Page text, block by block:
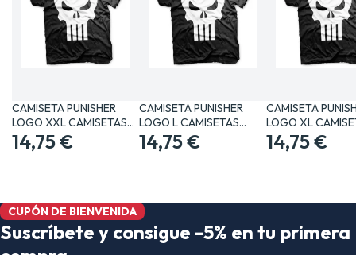
CAMISETA PUNISHER
LOGO XXL CAMISETAS
MANGA /…
14,75 €
CAMISETA PUNISHER
LOGO L CAMISETAS
MANGA /…
14,75 €
CAMISETA
LOGO XL
MANGA /…
14,75 €
CUPÓN DE BIENVENIDA
Suscríbete y consigue -5% en tu primera